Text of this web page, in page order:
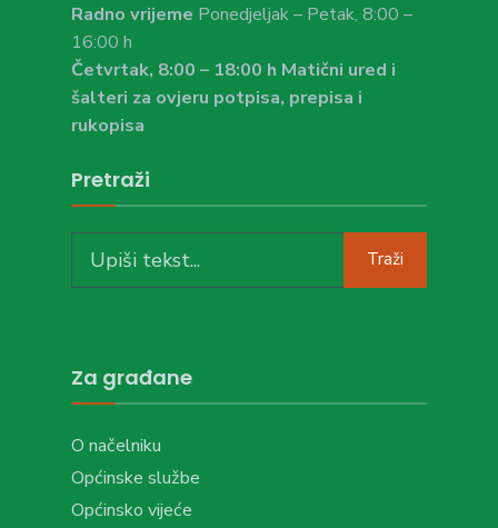
Radno vrijeme Ponedjeljak – Petak, 8:00 –
16:00 h
Četvrtak, 8:00 – 18:00 h Matični ured i
šalteri za ovjeru potpisa, prepisa i
rukopisa
Pretraži
for:
Traži
Za građane
O načelniku
Općinske službe
Općinsko vijeće